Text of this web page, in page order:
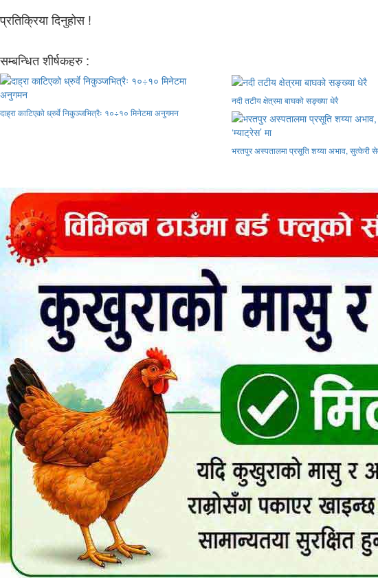
प्रतिक्रिया दिनुहोस !
सम्बन्धित शीर्षकहरु :
दाह्रा काटिएको ध्रुर्वे निकुञ्जभित्रैः १०÷१० मिनेटमा अनुगमन
नदी तटीय क्षेत्रमा बाघको सङ्ख्या धेरै
भरतपुर अस्पतालमा प्रसूति शय्या अभाव, सुत्केरी